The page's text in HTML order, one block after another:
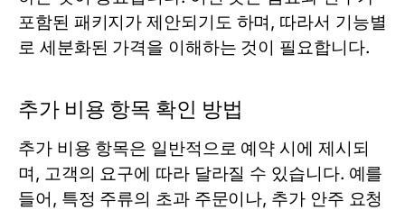
포함된 패키지가 제안되기도 하며, 따라서 기능별
로 세분화된 가격을 이해하는 것이 필요합니다.
추가 비용 항목 확인 방법
추가 비용 항목은 일반적으로 예약 시에 제시되
며, 고객의 요구에 따라 달라질 수 있습니다. 예를
들어, 특정 주류의 초과 주문이나, 추가 안주 요청